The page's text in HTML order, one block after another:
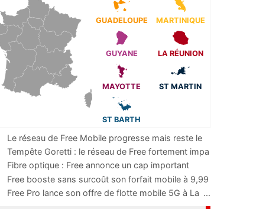
GUADELOUPE MARTINIQUE
GUYANE LA RÉUNION
MAYOTTE ST MARTIN
ST BARTH
Le réseau de Free Mobile progresse mais reste le
m
...
Tempête Goretti : le réseau de Free fortement impa
Fibre optique : Free annonce un cap important
pass
...
Free booste sans surcoût son forfait mobile à 9,99
Free Pro lance son offre de flotte mobile 5G à La ...